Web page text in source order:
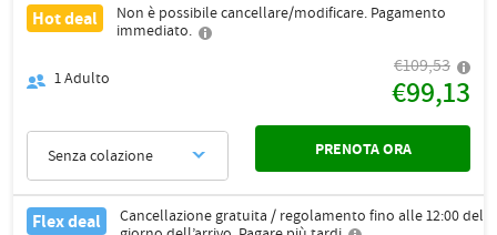
Hot deal
Non è possibile cancellare/modificare. Pagamento
immediato.
1Adulto
€109,53
€99,13
Senza colazione PRENOTA ORA
Flex deal
Cancellazione gratuita / regolamento fino alle 12:00 del